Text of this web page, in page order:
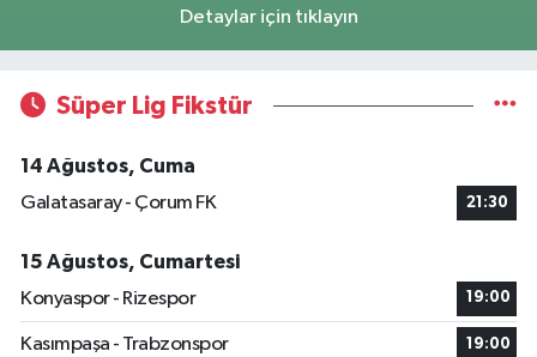
Detaylar için tıklayın
Süper Lig Fikstür
14 Ağustos, Cuma
Galatasaray - Çorum FK
21:30
15 Ağustos, Cumartesi
Konyaspor - Rizespor
19:00
Kasımpaşa - Trabzonspor 19:00